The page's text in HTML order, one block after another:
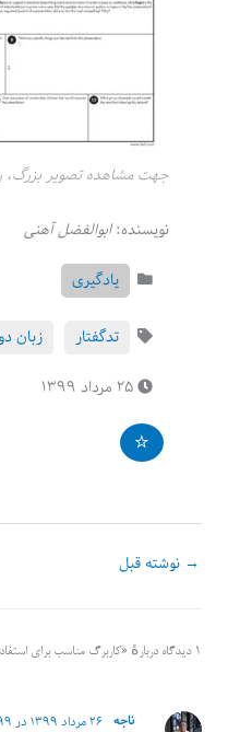
جهت مشاهده تصویر بزرگ،
نویسنده:ابوالفضل آهنی
یادگیری
تدگفتار زبان
→ نوشته قبل
۱ دیدگاه دربارهٔ «کاربرگ مناسب برای استفاده آموزشی از سخنرانیهای تد (TED Talks)»
ناجه
۲۶